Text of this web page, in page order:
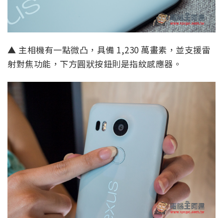
▲ 主相機有一點微凸，具備 1,230 萬畫素，並支援雷
射對焦功能，下方圓狀按鈕則是指紋感應器。